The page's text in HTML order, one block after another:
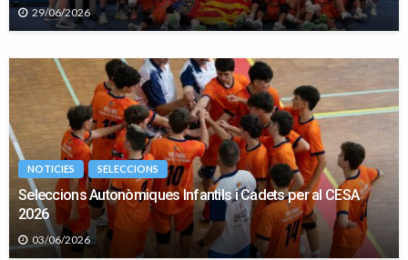
29/06/2026
NOTICIES SELECCIONS
Seleccions Autonòmiques Infantils i Cadets per al CESA
2026
03/06/2026